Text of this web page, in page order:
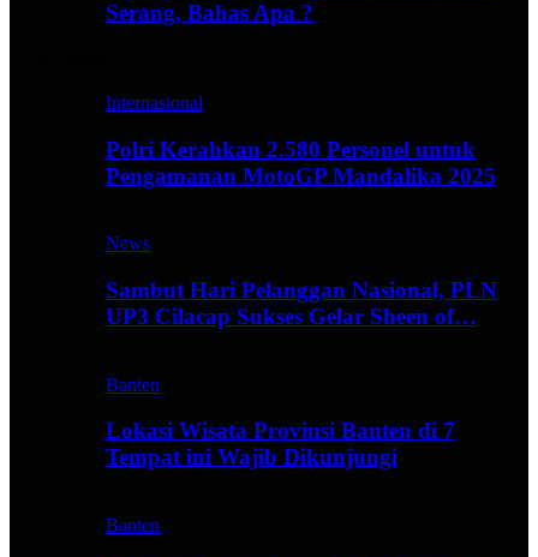
Serang, Bahas Apa ?
Internasional
Polri Kerahkan 2.580 Personel untuk
Pengamanan MotoGP Mandalika 2025
News
Sambut Hari Pelanggan Nasional, PLN
UP3 Cilacap Sukses Gelar Sheen of…
Banten
Lokasi Wisata Provinsi Banten di 7
Tempat ini Wajib Dikunjungi
Banten